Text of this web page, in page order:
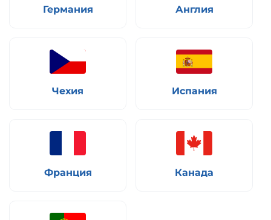
Германия Англия
Чехия Испания
Франция Канада